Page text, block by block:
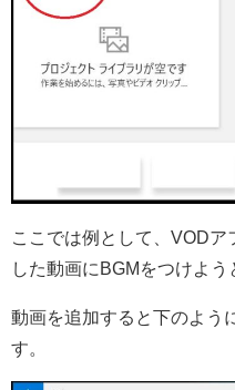
ここでは例として、VODア
した動画にBGMをつけよう
動画を追加すると下のよう
す。